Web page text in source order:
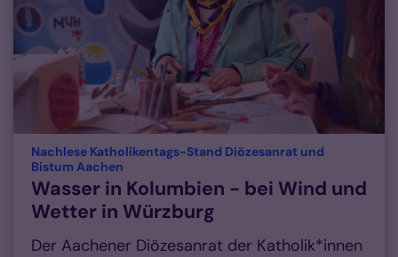
Nachlese Katholikentags-Stand Diözesanrat und
Bistum Aachen
Wasser in Kolumbien - bei Wind und
Wetter in Würzburg
Der Aachener Diözesanrat der Katholik*innen